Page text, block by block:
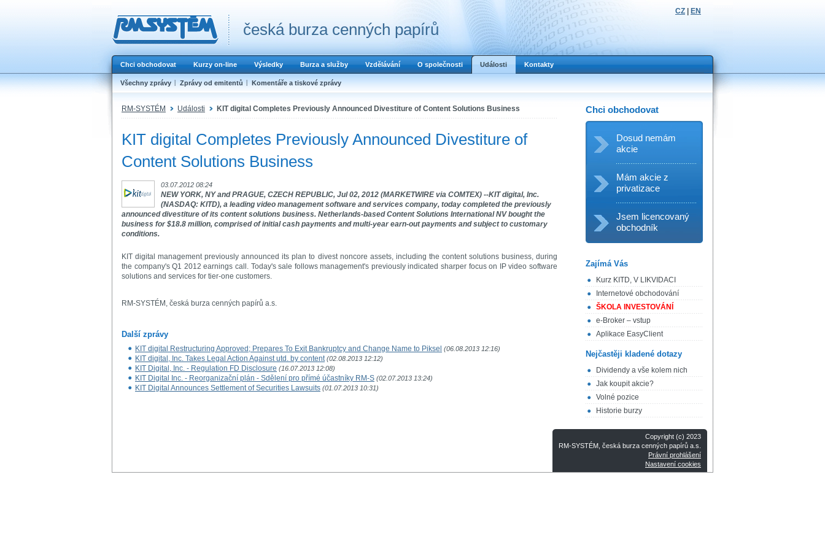
česká burza cenných papírů
CZ EN
Chci obchodovat Kurzy on-line Výsledky Burza a služby Vzdělávání O společnosti Události Kontakty
Všechny zprávy Zprávy od emitentů Komentáře a tiskové zprávy
RM-SYSTÉM Události KIT digital Completes Previously Announced Divestiture of Content Solutions Business
KIT digital Completes Previously Announced Divestiture of
Content Solutions Business
03.07.2012 08:24
NEW YORK, NY and PRAGUE, CZECH REPUBLIC, Jul 02, 2012 (MARKETWIRE via COMTEX) --KIT digital, Inc.
(NASDAQ: KITD), a leading video management software and services company, today completed the previously
announced divestiture of its content solutions business. Netherlands-based Content Solutions International NV bought the
business for $18.8 million, comprised of initial cash payments and multi-year earn-out payments and subject to customary
conditions.
KIT digital management previously announced its plan to divest noncore assets, including the content solutions business, during
the company's Q1 2012 earnings call. Today's sale follows management's previously indicated sharper focus on IP video software
solutions and services for tier-one customers.
RM-SYSTÉM, česká burza cenných papírů a.s.
Další zprávy
KIT digital Restructuring Approved; Prepares To Exit Bankruptcy and Change Name to Piksel (06.08.2013 12:16)
KIT digital, Inc. Takes Legal Action Against utd. by content (02.08.2013 12:12)
KIT Digital, Inc. - Regulation FD Disclosure (16.07.2013 12:08)
KIT Digital Inc. - Reorganizační plán - Sdělení pro přímé účastníky RM-S (02.07.2013 13:24)
KIT Digital Announces Settlement of Securities Lawsuits (01.07.2013 10:31)
Chci obchodovat
Dosud nemám
akcie
Mám akcie z
privatizace
Jsem licencovaný
obchodník
Zajímá Vás
Kurz KITD, V LIKVIDACI
Internetové obchodování
ŠKOLA INVESTOVÁNÍ
e-Broker – vstup
Aplikace EasyClient
Nejčastěji kladené dotazy
Dividendy a vše kolem nich
Jak koupit akcie?
Volné pozice
Historie burzy
Copyright (c) 2023
RM-SYSTÉM, česká burza cenných papírů a.s.
Právní prohlášení
Nastavení cookies